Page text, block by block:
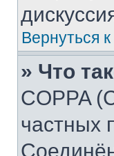
Вернуться
» Что
COPPA
частных